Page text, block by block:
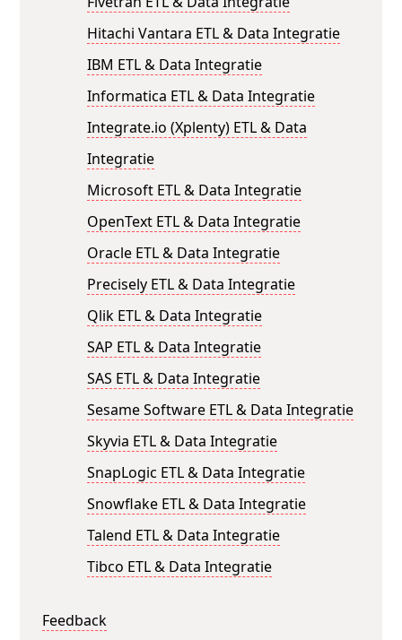
Hitachi Vantara ETL & Data Integratie
IBM ETL & Data Integratie
Informatica ETL & Data Integratie
Integrate.io (Xplenty) ETL & Data
Integratie
Microsoft ETL & Data Integratie
OpenText ETL & Data Integratie
Oracle ETL & Data Integratie
Precisely ETL & Data Integratie
Qlik ETL & Data Integratie
SAP ETL & Data Integratie
SAS ETL & Data Integratie
Sesame Software ETL & Data Integratie
Skyvia ETL & Data Integratie
SnapLogic ETL & Data Integratie
Snowflake ETL & Data Integratie
Talend ETL & Data Integratie
Tibco ETL & Data Integratie
Feedback